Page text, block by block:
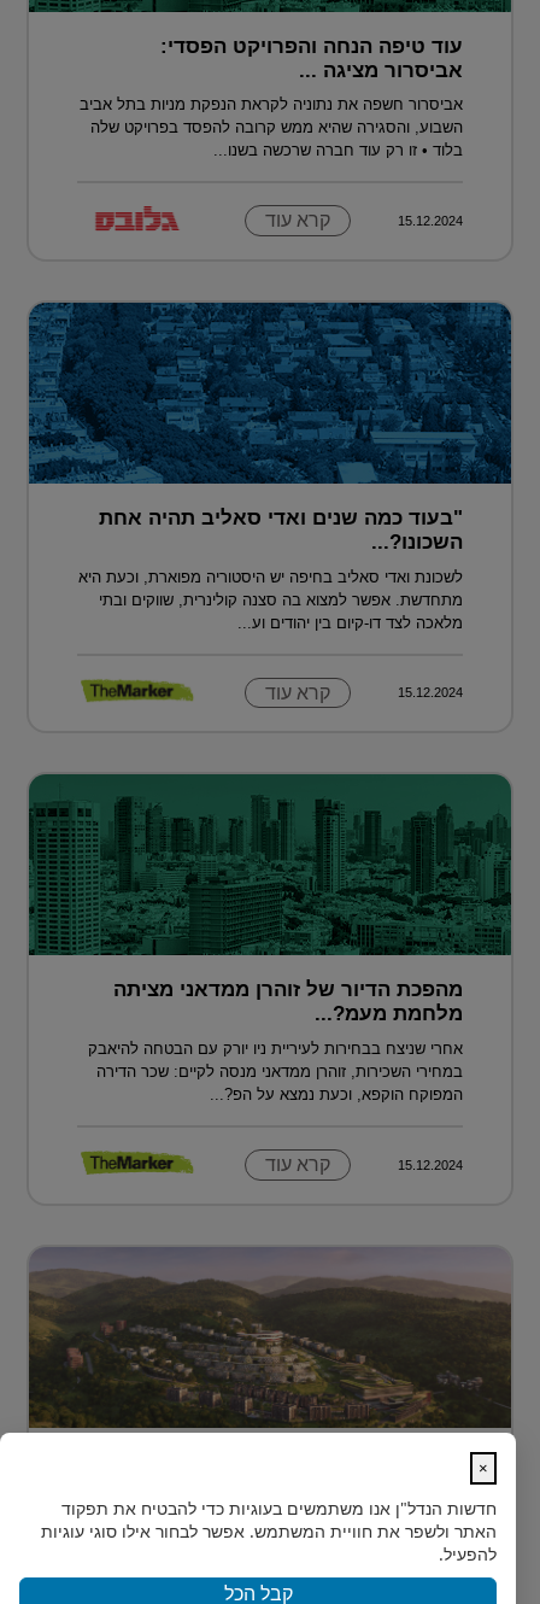
עוד טיפה הנחה והפרויקט הפסדי:
אביסרור מציגה ...
אביסרור חשפה את נתוניה לקראת הנפקת מניות בתל אביב
השבוע, והסגירה שהיא ממש קרובה להפסד בפרויקט שלה
בלוד • זו רק עוד חברה שרכשה בשנו...
15.12.2024 קרא עוד
"בעוד כמה שנים ואדי סאליב תהיה אחת
השכונו?...
לשכונת ואדי סאליב בחיפה יש היסטוריה מפוארת, וכעת היא
מתחדשת. אפשר למצוא בה סצנה קולינרית, שווקים ובתי
מלאכה לצד דו-קיום בין יהודים וע...
15.12.2024 קרא עוד
מהפכת הדיור של זוהרן ממדאני מציתה
מלחמת מעמ?...
אחרי שניצח בבחירות לעיריית ניו יורק עם הבטחה להיאבק
במחירי השכירות, זוהרן ממדאני מנסה לקיים: שכר הדירה
המפוקח הוקפא, וכעת נמצא על הפ?...
15.12.2024 קרא עוד
בלב טביליסי, בין השכונות המבוקשות Vake וSaburtalo, כ-2
ק"מ בלבד מהאוניברסיטה של העיר, מוקם TBILISI
ACRES - פ...
×
חדשות הנדל"ן אנו משתמשים בעוגיות כדי להבטיח את תפקוד
האתר ולשפר את חוויית המשתמש. אפשר לבחור אילו סוגי עוגיות
להפעיל.
קבל הכל